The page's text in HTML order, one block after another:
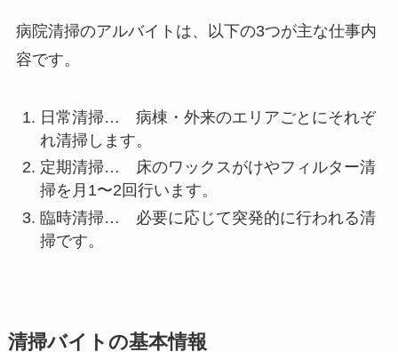
病院清掃のアルバイトは、以下の3つが主な仕事内
容です。
日常清掃… 病棟・外来のエリアごとにそれぞ
れ清掃します。
定期清掃… 床のワックスがけやフィルター清
掃を月1〜2回行います。
臨時清掃… 必要に応じて突発的に行われる清
掃です。
清掃バイトの基本情報